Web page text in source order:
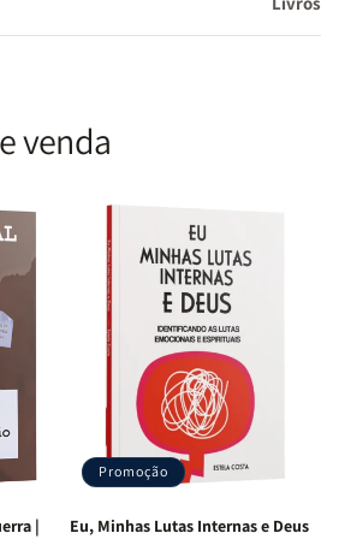
venda
|
Promoção
Eu, Minhas Lutas Internas e Deus